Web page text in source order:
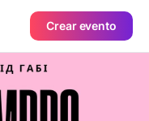
Crear evento